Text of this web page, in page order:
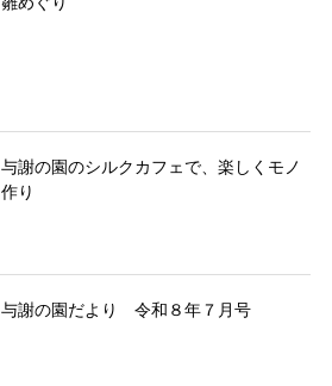
与謝の園のシルクカフェで、楽しくモノ
作り
与謝の園だより 令和８年７月号